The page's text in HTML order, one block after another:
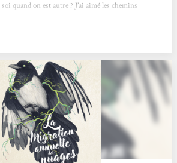
quand on est autre ? J’ai aimé les chemins
de ce premier tome, clairement introductif. Mais